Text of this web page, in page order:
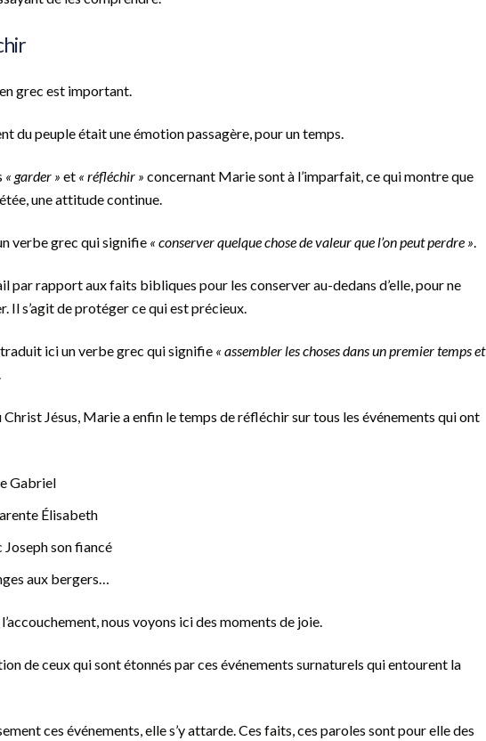
grec est important.
du peuple était une émotion passagère, pour un temps.
« garder » et « réfléchir » concernant Marie sont à l’imparfait, ce qui montre que
une attitude continue.
verbe grec qui signifie « conserver quelque chose de valeur que l’on peut perdre ».
par rapport aux faits bibliques pour les conserver au-dedans d’elle, pour ne
Il s’agit de protéger ce qui est précieux.
traduit ici un verbe grec qui signifie « assembler les choses dans un premier temps et
Christ Jésus, Marie a enfin le temps de réfléchir sur tous les événements qui ont
Gabriel
Élisabeth
Joseph son fiancé
aux bergers…
nous voyons ici des moments de joie.
de ceux qui sont étonnés par ces événements surnaturels qui entourent la
ces événements, elle s’y attarde. Ces faits, ces paroles sont pour elle des